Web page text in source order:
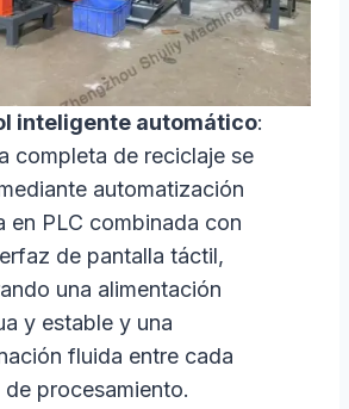
inteligente automático:
completa de reciclaje se
automatización
en PLC combinada con
de pantalla táctil,
una alimentación
y estable y una
fluida entre cada
de procesamiento.